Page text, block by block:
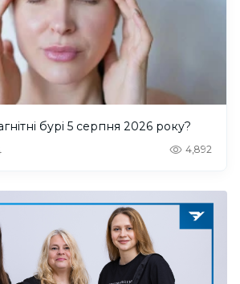
бурі 5 серпня 2026 року?
4,892